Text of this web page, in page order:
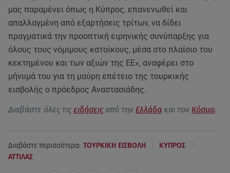
μας παραμένει όπως η Κύπρος, επανενωθεί και
απαλλαγμένη από εξαρτήσεις τρίτων, να δίδει
πραγματικά την προοπτική ειρηνικής συνύπαρξης για
όλους τους νόμιμους κατοίκους, μέσα στο πλαίσιο του
κεκτημένου και των αξιών της ΕΕ», αναφέρει στο
μήνυμά του για τη μαύρη επέτειο της τουρκικής
εισβολής ο πρόεδρος Αναστασιάδης.
Διαβάστε όλες τις ειδήσεις από την Ελλάδα και τον Κόσμο.
Διαβάστε περισσότερα: ΤΟΥΡΚΙΚΗ ΕΙΣΒΟΛΗ ΚΥΠΡΟΣ
ΑΤΤΙΛΑΣ